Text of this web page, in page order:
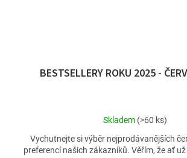
BESTSELLERY ROKU 2025 -
Průměrné
produktu
je
Skladem (>60 ks)
Vychutnejte si výběr nejprodávanějších
preferencí našich zákazníků. Věřím, že ať